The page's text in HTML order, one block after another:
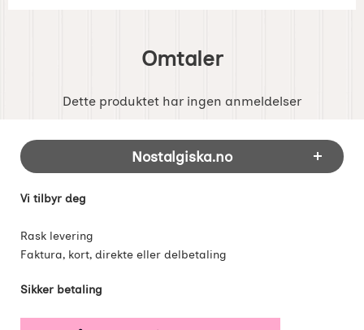
Omtaler
Dette produktet har ingen anmeldelser
Footer-innhold Blandet informasjon og
Nostalgiska.no
Vi tilbyr deg
Rask levering
Faktura, kort, direkte eller delbetaling
Sikker betaling